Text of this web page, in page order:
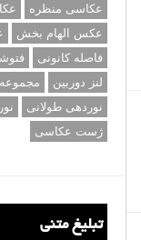
عکاسی منظره
عکس الهام بخش
فاصله کانونی
لنز دوربین
نوردهی طولانی
ژست عکاسی
تبلیغ متنی